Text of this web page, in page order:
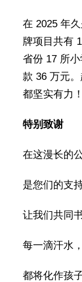
在 2025 年
牌项目共有
省份 17 所
款 36 万元
都坚实有力！
特别致谢
在这漫长的
是您们的支
让我们共同
每一滴汗水
都将化作孩